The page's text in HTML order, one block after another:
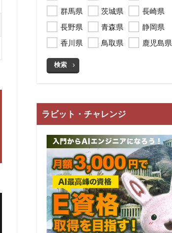
群馬県
茨城県
長崎県
長野県
青森県
静岡県
香川県
鳥取県 鹿児島県
検索
ラビット・チャレンジ